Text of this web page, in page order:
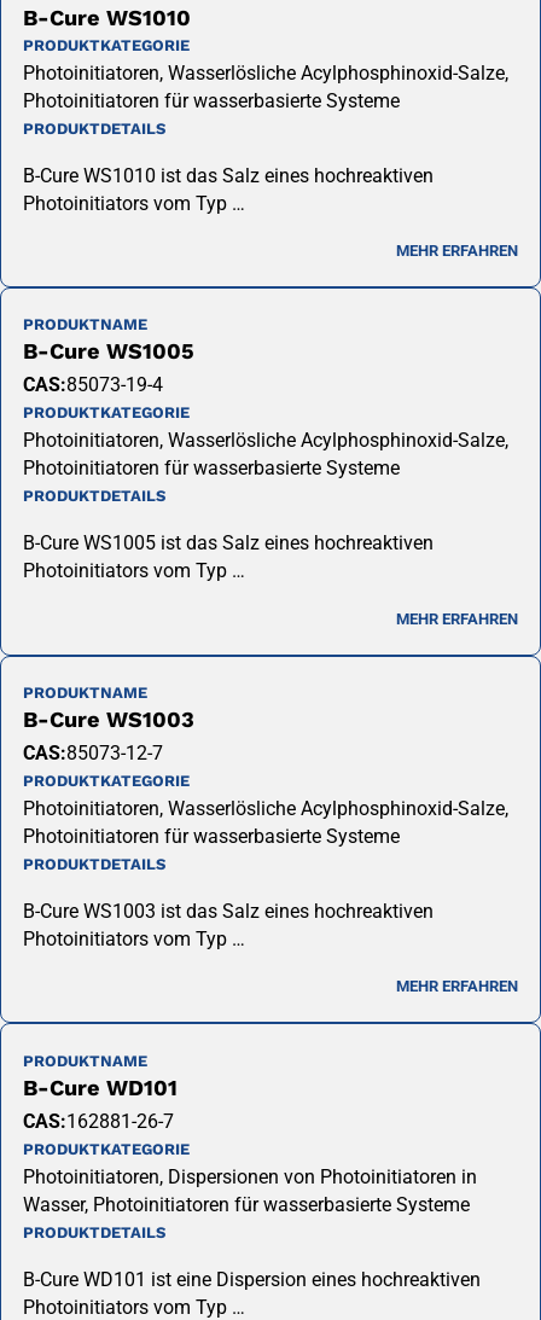
B-Cure WS1010
PRODUKTKATEGORIE
Photoinitiatoren, Wasserlösliche Acylphosphinoxid-Salze,
Photoinitiatoren für wasserbasierte Systeme
PRODUKTDETAILS
B-Cure WS1010 ist das Salz eines hochreaktiven
Photoinitiators vom Typ …
MEHR ERFAHREN
PRODUKTNAME
B-Cure WS1005
CAS:85073-19-4
PRODUKTKATEGORIE
Photoinitiatoren, Wasserlösliche Acylphosphinoxid-Salze,
Photoinitiatoren für wasserbasierte Systeme
PRODUKTDETAILS
B-Cure WS1005 ist das Salz eines hochreaktiven
Photoinitiators vom Typ …
MEHR ERFAHREN
PRODUKTNAME
B-Cure WS1003
CAS:85073-12-7
PRODUKTKATEGORIE
Photoinitiatoren, Wasserlösliche Acylphosphinoxid-Salze,
Photoinitiatoren für wasserbasierte Systeme
PRODUKTDETAILS
B-Cure WS1003 ist das Salz eines hochreaktiven
Photoinitiators vom Typ …
MEHR ERFAHREN
PRODUKTNAME
B-Cure WD101
CAS:162881-26-7
PRODUKTKATEGORIE
Photoinitiatoren, Dispersionen von Photoinitiatoren in
Wasser, Photoinitiatoren für wasserbasierte Systeme
PRODUKTDETAILS
B-Cure WD101 ist eine Dispersion eines hochreaktiven
Photoinitiators vom Typ …